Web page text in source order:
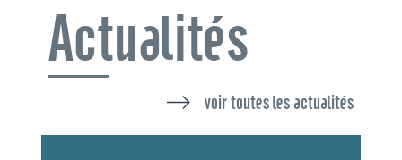
Actualités
voir toutes les actualités